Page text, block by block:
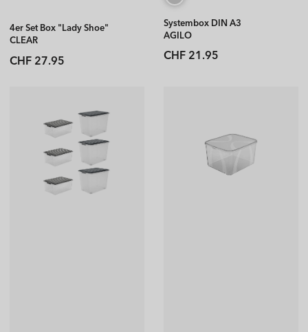
4er Set Box "Lady Shoe"
CLEAR
Normaler
CHF 27.95
Systembox DIN A3
AGILO
Normaler
CHF 21.95